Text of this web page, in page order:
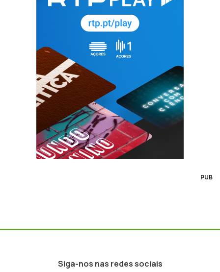
PUB
Siga-nos nas redes sociais